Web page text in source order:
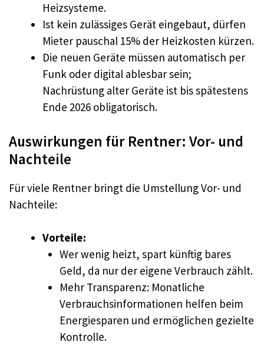
Heizsysteme.
Ist kein zulässiges Gerät eingebaut, dürfen
Mieter pauschal 15% der Heizkosten kürzen.
Die neuen Geräte müssen automatisch per
Funk oder digital ablesbar sein;
Nachrüstung alter Geräte ist bis spätestens
Ende 2026 obligatorisch.
Auswirkungen für Rentner: Vor- und
Nachteile
Für viele Rentner bringt die Umstellung Vor- und
Nachteile:
Vorteile:
Wer wenig heizt, spart künftig bares
Geld, da nur der eigene Verbrauch zählt.
Mehr Transparenz: Monatliche
Verbrauchsinformationen helfen beim
Energiesparen und ermöglichen gezielte
Kontrolle.